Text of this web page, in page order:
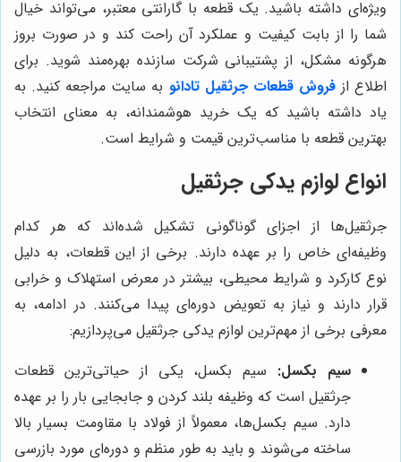
ویژه‌ای داشته باشید. یک قطعه با گارانتی معتبر، می‌تواند خیال
شما را از بابت کیفیت و عملکرد آن راحت کند و در صورت بروز
هرگونه مشکل، از پشتیبانی شرکت سازنده بهره‌مند شوید. برای
اطلاع ازفروش قطعات جرثقیل تادانو به سایت مراجعه کنید. به
یاد داشته باشید که یک خرید هوشمندانه، به معنای انتخاب
بهترین قطعه با مناسب‌ترین قیمت و شرایط است.
انواع لوازم یدکی جرثقیل
جرثقیل‌ها از اجزای گوناگونی تشکیل شده‌اند که هر کدام
وظیفه‌ای خاص را بر عهده دارند. برخی از این قطعات، به دلیل
نوع کارکرد و شرایط محیطی، بیشتر در معرض استهلاک و خرابی
قرار دارند و نیاز به تعویض دوره‌ای پیدا می‌کنند. در ادامه، به
معرفی برخی از مهم‌ترین لوازم یدکی جرثقیل می‌پردازیم:
سیم بکسل: سیم بکسل، یکی از حیاتی‌ترین قطعات
جرثقیل است که وظیفه بلند کردن و جابجایی بار را بر عهده
دارد. سیم بکسل‌ها، معمولاً از فولاد با مقاومت بسیار بالا
ساخته می‌شوند و باید به طور منظم و دوره‌ای مورد بازرسی